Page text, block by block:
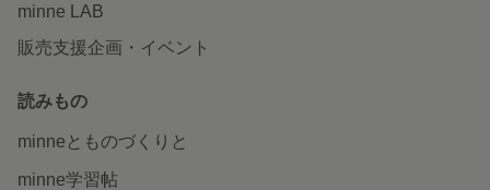
minne LAB
販売支援企画・イベント
読みもの
minneとものづくりと
minne学習帖